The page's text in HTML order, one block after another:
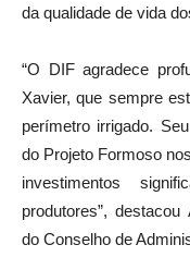
da qualidade de vida
“O DIF agradece
Xavier, que sempre
perímetro irrigado.
do Projeto Formoso
investimentos
produtores”,
do Conselho de